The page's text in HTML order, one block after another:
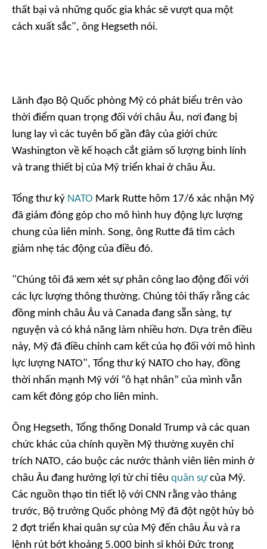
thất bại và những quốc gia khác sẽ vượt qua một
cách xuất sắc", ông Hegseth nói.
Lãnh đạo Bộ Quốc phòng Mỹ có phát biểu trên vào
thời điểm quan trọng đối với châu Âu, nơi đang bị
lung lay vì các tuyên bố gần đây của giới chức
Washington về kế hoạch cắt giảm số lượng binh lính
và trang thiết bị của Mỹ triển khai ở châu Âu.
Tổng thư ký NATO Mark Rutte hôm 17/6 xác nhận Mỹ
đã giảm đóng góp cho mô hình huy động lực lượng
chung của liên minh. Song, ông Rutte đã tìm cách
giảm nhẹ tác động của điều đó.
"Chúng tôi đã xem xét sự phân công lao động đối với
các lực lượng thông thường. Chúng tôi thấy rằng các
đồng minh châu Âu và Canada đang sẵn sàng, tự
nguyện và có khả năng làm nhiều hơn. Dựa trên điều
này, Mỹ đã điều chỉnh cam kết của họ đối với mô hình
lực lượng NATO", Tổng thư ký NATO cho hay, đồng
thời nhấn mạnh Mỹ với “ô hạt nhân” của mình vẫn
cam kết đóng góp cho liên minh.
Ông Hegseth, Tổng thống Donald Trump và các quan
chức khác của chính quyền Mỹ thường xuyên chỉ
trích NATO, cáo buộc các nước thành viên liên minh ở
châu Âu đang hưởng lợi từ chi tiêu quân sựcủa Mỹ.
Các nguồn thạo tin tiết lộ với CNN rằng vào tháng
trước, Bộ trưởng Quốc phòng Mỹ đã đột ngột hủy bỏ
2 đợt triển khai quân sự của Mỹ đến châu Âu và ra
lệnh rút bớt khoảng 5.000 binh sĩ khỏi Đức trong